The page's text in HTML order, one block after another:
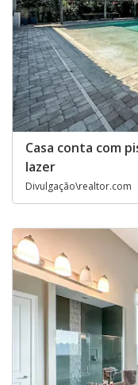
Casa conta com
lazer
Divulgação\realtor.com